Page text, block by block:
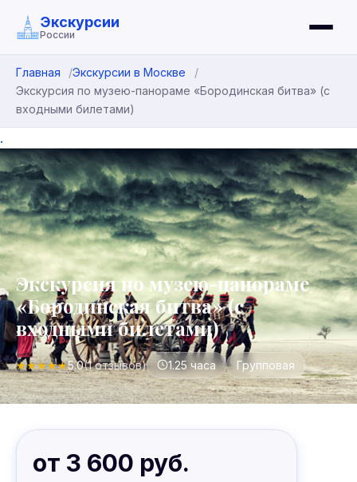
Экскурсии
России
Главная
Экскурсии в Москве
Экскурсия по музею-панораме «Бородинская битва» (с
входными билетами)
.
Экскурсия по музею-панораме
«Бородинская битва» (с
входными билетами)
★★★★★5.0(1 отзывов) 1.25 часа Групповая
от 3 600 руб.